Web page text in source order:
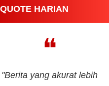
HARIAN
❝
"Berita yang akurat lebih